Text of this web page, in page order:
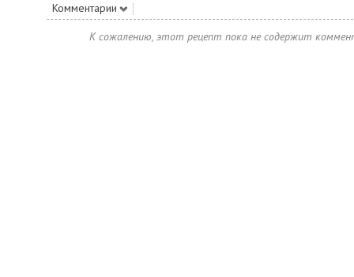
Комментарии
К сожалению, этот рецепт пока не содержит